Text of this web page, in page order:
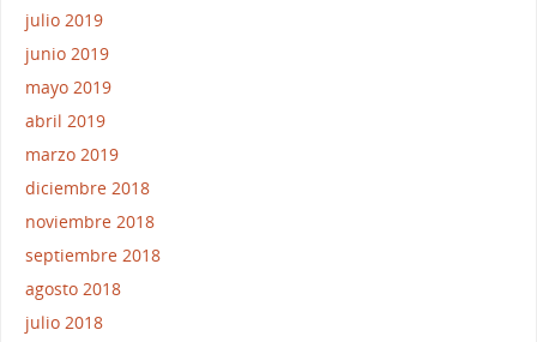
julio 2019
junio 2019
mayo 2019
abril 2019
marzo 2019
diciembre 2018
noviembre 2018
septiembre 2018
agosto 2018
julio 2018